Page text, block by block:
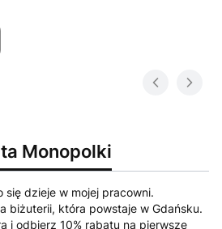
Monopolki
się dzieje w mojej pracowni.
biżuterii, która powstaje w Gdańsku.
i odbierz 10% rabatu na pierwsze